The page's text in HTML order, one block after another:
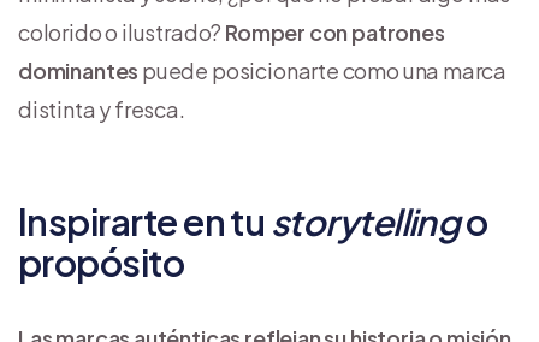
colorido o ilustrado? Romper con patrones
dominantes puede posicionarte como una marca
distinta y fresca.
Inspirarte en tu storytellingo
propósito